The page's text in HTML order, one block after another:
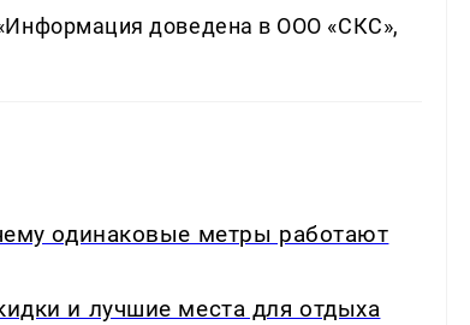
доведена в ООО «СКС»,
одинаковые метры работают
и лучшие места для отдыха